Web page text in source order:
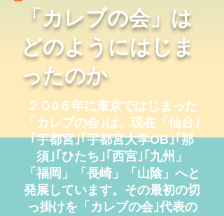
「カレブの会」は
どのようにはじま
ったのか
​２０0６年に東京ではじまった
「カレブの会｣は、現在「仙台｣
｢宇都宮｣｢宇都宮大学OB｣｢那
須｣｢ひたち｣｢西宮｣｢九州」
「福岡」「長崎」「山陰」へと
発展しています。その最初の切
っ掛けを「カレブの会｣代表の